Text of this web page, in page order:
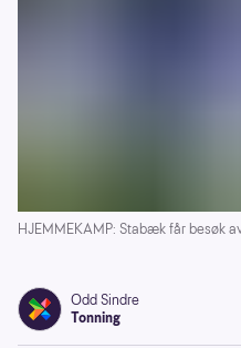
HJEMMEKAMP: Stabæk får besøk
Odd Sindre
Tonning